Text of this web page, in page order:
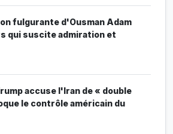
fulgurante d'Ousman Adam
qui suscite admiration et
accuse l'Iran de « double
le contrôle américain du